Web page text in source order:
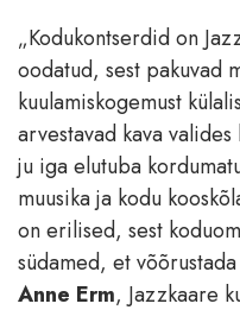
„Kodukontserdid on
oodatud, sest pakuvad
kuulamiskogemust
arvestavad kava
ju iga elutuba
muusika ja kodu
on erilised, sest
südamed, et
Anne Erm, Jazzkaare